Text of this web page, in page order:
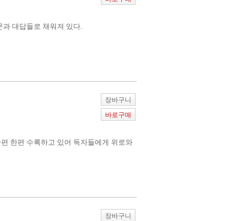
대답들로 채워져 있다.
한편 수록하고 있어 독자들에게 위로와
장바구니
바로구매
장바구니